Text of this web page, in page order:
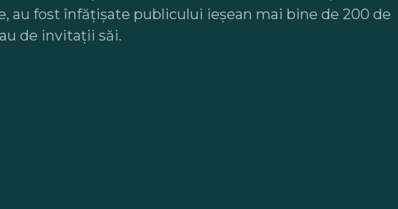
au fost înfățișate publicului ieșean mai bine de 200 de
de invitații săi.